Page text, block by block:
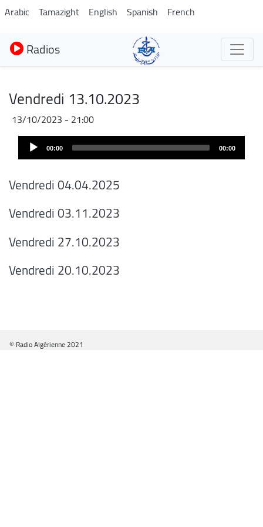
Aller
au
contenu
principal
Arabic Tamazight English Spanish French
Radios
Vendredi 13.10.2023
13/10/2023 - 21:00
Audio
Player 00:00 00:00
Vendredi 04.04.2025
Vendredi 03.11.2023
Vendredi 27.10.2023
Vendredi 20.10.2023
© Radio Algérienne 2021